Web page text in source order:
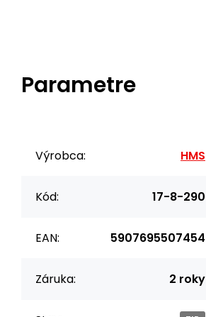
Parametre
Výrobca: HMS
Kód: 17-8-290
EAN: 5907695507454
Záruka: 2 roky